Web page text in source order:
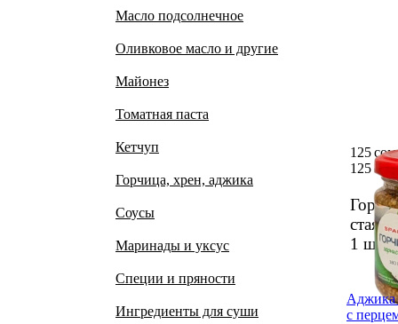
Масло подсолнечное
Оливковое масло и другие
Майонез
Томатная паста
Кетчуп
Горчица, хрен, аджика
Соусы
Маринады и уксус
Специи и пряности
Ингредиенты для суши
стая
1 шт.
125 сом
125 сом
Аджика
с